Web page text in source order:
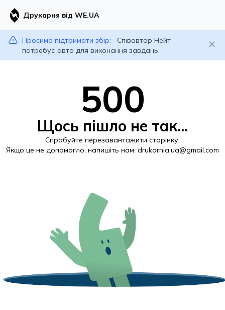
Друкарня від WE.UA
Просимо підтримати збір:
Співавтор Нейт
потребує авто для виконання завдань
500
Щось пішло не так...
Спробуйте перезавантажити сторінку.
Якщо це не допомогло, напишіть нам: drukarnia.ua@gmail.com